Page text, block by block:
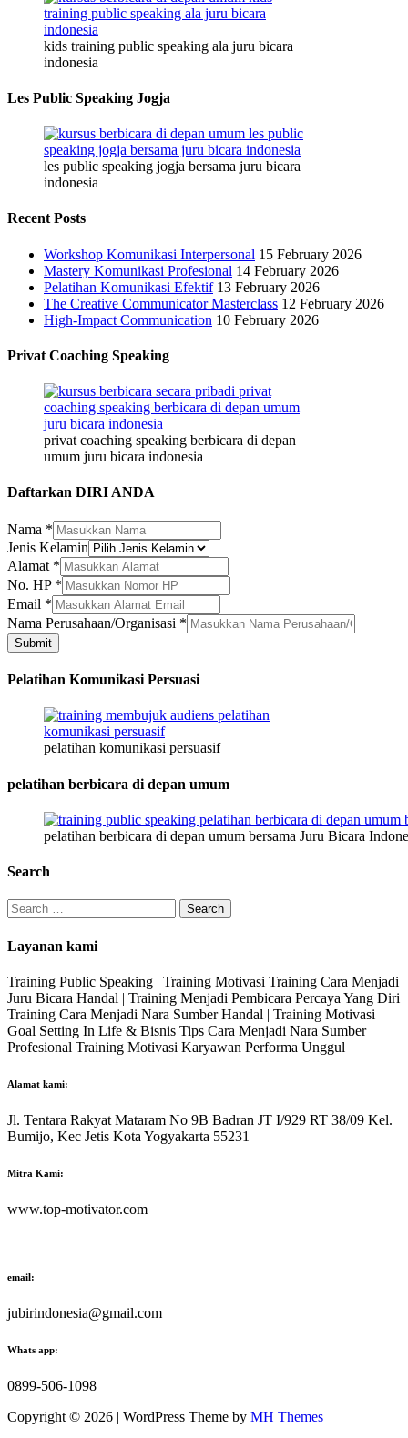
kids training public speaking ala juru bicara
indonesia
Les Public Speaking Jogja
les public speaking jogja bersama juru bicara
indonesia
Recent Posts
Workshop Komunikasi Interpersonal 15 February 2026
Mastery Komunikasi Profesional 14 February 2026
Pelatihan Komunikasi Efektif 13 February 2026
The Creative Communicator Masterclass 12 February 2026
High-Impact Communication 10 February 2026
Privat Coaching Speaking
privat coaching speaking berbicara di depan
umum juru bicara indonesia
Daftarkan DIRI ANDA
Nama *
Jenis Kelamin
Alamat *
No. HP *
Email *
Perusahaan/Organisasi
Kelamin
Email
Nama Perusahaan/Organisasi *
Submit
Pelatihan Komunikasi Persuasi
pelatihan komunikasi persuasif
pelatihan berbicara di depan umum
pelatihan berbicara di depan umum bersama Juru Bicara
Search
Search
for:
Layanan kami
Training Public Speaking | Training Motivasi Training Cara Menjadi
Juru Bicara Handal | Training Menjadi Pembicara Percaya Yang Diri
Training Cara Menjadi Nara Sumber Handal | Training Motivasi
Goal Setting In Life & Bisnis Tips Cara Menjadi Nara Sumber
Profesional Training Motivasi Karyawan Performa Unggul
Alamat kami:
Jl. Tentara Rakyat Mataram No 9B Badran JT I/929 RT 38/09 Kel.
Bumijo, Kec Jetis Kota Yogyakarta 55231
Mitra Kami:
www.top-motivator.com
email:
jubirindonesia@gmail.com
Whats app:
0899-506-1098
Copyright © 2026 | WordPress Theme by MH Themes